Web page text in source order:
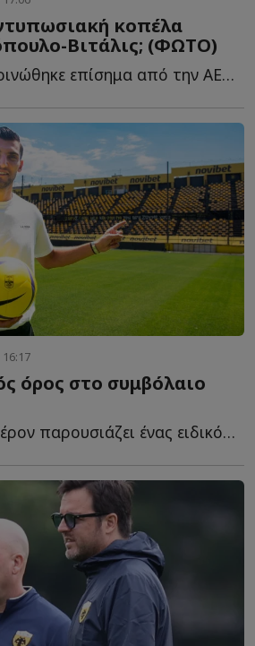
κοπέλα
Βιτάλις; (ΦΩΤΟ)
Ο Ούγγρος ανακοινώθηκε επίσημα από την ΑΕΚ και φωτογραφήθηκε μ...
όρος στο συμβόλαιο
Ιδιαίτερο ενδιαφέρον παρουσιάζει ένας ειδικός όρος π...